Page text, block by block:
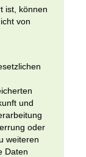
ist, können
von
und
oder
weiteren
Daten